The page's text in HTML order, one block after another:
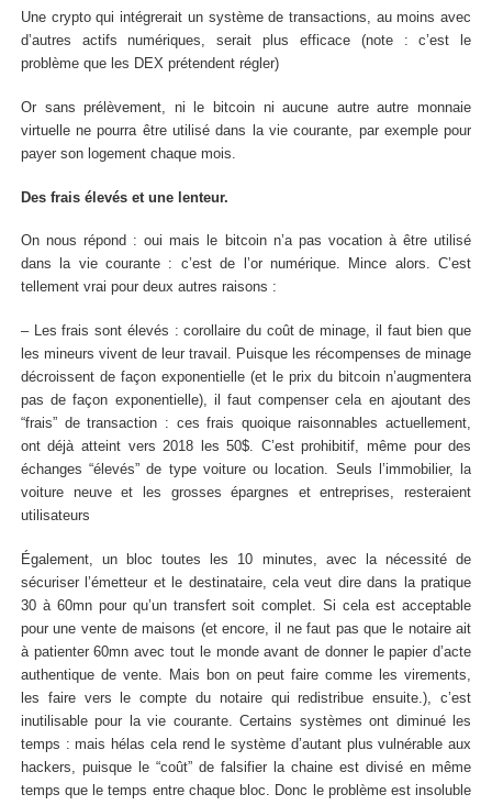
Une crypto qui intégrerait un système de transactions, au moins avec
d’autres actifs numériques, serait plus efficace (note : c’est le
problème que les DEX prétendent régler)
Or sans prélèvement, ni le bitcoin ni aucune autre autre monnaie
virtuelle ne pourra être utilisé dans la vie courante, par exemple pour
payer son logement chaque mois.
Des frais élevés et une lenteur.
On nous répond : oui mais le bitcoin n’a pas vocation à être utilisé
dans la vie courante : c’est de l’or numérique. Mince alors. C’est
tellement vrai pour deux autres raisons :
– Les frais sont élevés : corollaire du coût de minage, il faut bien que
les mineurs vivent de leur travail. Puisque les récompenses de minage
décroissent de façon exponentielle (et le prix du bitcoin n’augmentera
pas de façon exponentielle), il faut compenser cela en ajoutant des
“frais” de transaction : ces frais quoique raisonnables actuellement,
ont déjà atteint vers 2018 les 50$. C’est prohibitif, même pour des
échanges “élevés” de type voiture ou location. Seuls l’immobilier, la
voiture neuve et les grosses épargnes et entreprises, resteraient
utilisateurs
Également, un bloc toutes les 10 minutes, avec la nécessité de
sécuriser l’émetteur et le destinataire, cela veut dire dans la pratique
30 à 60mn pour qu’un transfert soit complet. Si cela est acceptable
pour une vente de maisons (et encore, il ne faut pas que le notaire ait
à patienter 60mn avec tout le monde avant de donner le papier d’acte
authentique de vente. Mais bon on peut faire comme les virements,
les faire vers le compte du notaire qui redistribue ensuite.), c’est
inutilisable pour la vie courante. Certains systèmes ont diminué les
temps : mais hélas cela rend le système d’autant plus vulnérable aux
hackers, puisque le “coût” de falsifier la chaine est divisé en même
temps que le temps entre chaque bloc. Donc le problème est insoluble